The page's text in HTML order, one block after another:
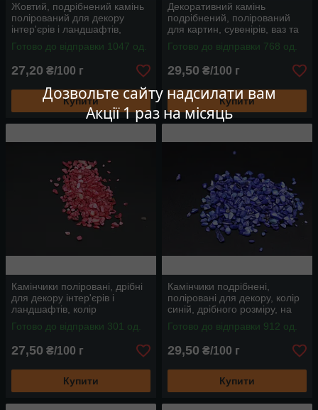
Дозвольте сайту надсилати вам
Акції 1 раз на місяць
Жовтий, подрібнений камінь
полірований для декору
інтер'єрів і ландшафтів,
дрібного розміру
Готово до відправки 1047 од.
27,20 ₴/100 г
Купити
Декоративний камінь
подрібнений, полірований
для картин, сувенірів, ваз та
інтер'єрів, колір зелений,
дрібний
Готово до відправки 768 од.
29,50 ₴/100 г
Купити
Камінчики поліровані, дрібні
для декору інтер'єрів і
ландшафтів, колір
малиновий, на вагу від 100 г
Готово до відправки 301 од.
27,50 ₴/100 г
Купити
Камінчики подрібнені,
поліровані для декору, колір
синій, дрібного розміру, на
вагу від 100 г
Готово до відправки 912 од.
29,50 ₴/100 г
Купити